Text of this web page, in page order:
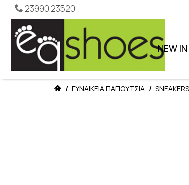
23990 23520
NEW IN
/ ΓΥΝΑΙΚΕΙΑ ΠΑΠΟΥΤΣΙΑ / SNEAKERS